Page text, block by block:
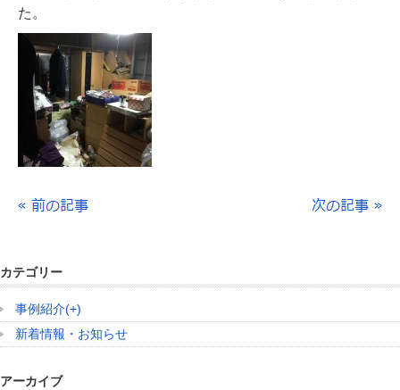
た。
カテゴリー
事例紹介(+)
新着情報・お知らせ
アーカイブ